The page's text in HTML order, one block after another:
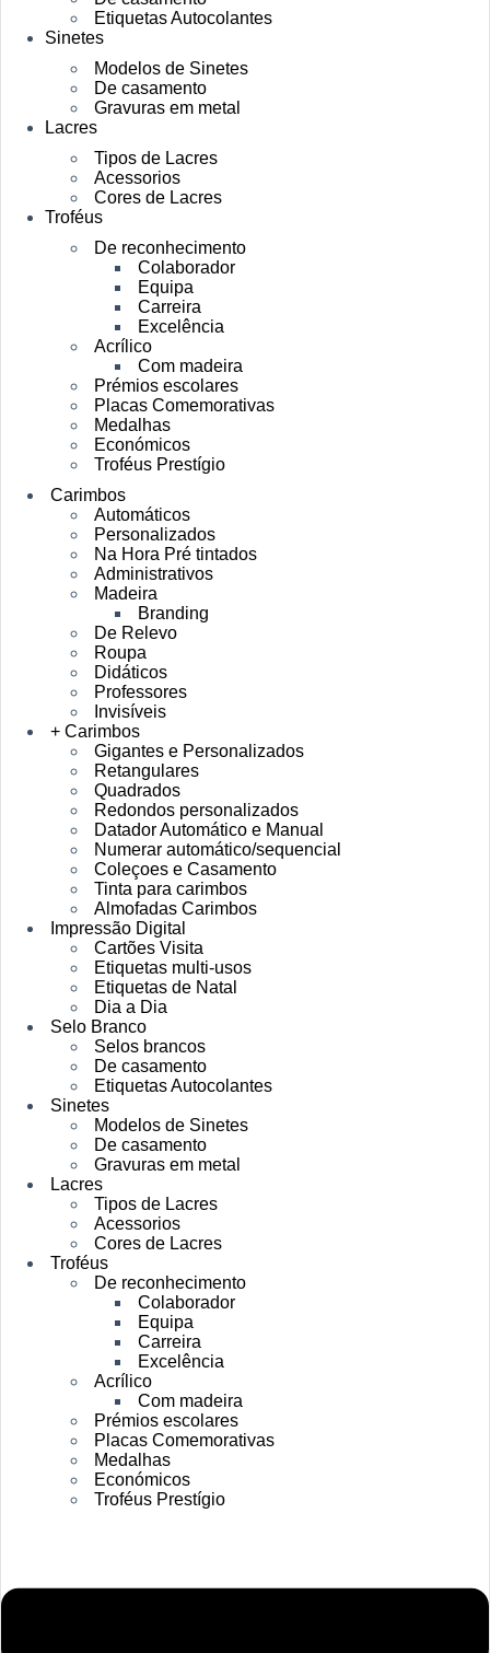
Etiquetas Autocolantes
Sinetes
Modelos de Sinetes
De casamento
Gravuras em metal
Lacres
Tipos de Lacres
Acessorios
Cores de Lacres
Troféus
De reconhecimento
Colaborador
Equipa
Carreira
Excelência
Acrílico
Com madeira
Prémios escolares
Placas Comemorativas
Medalhas
Económicos
Troféus Prestígio
Carimbos
Automáticos
Personalizados
Na Hora Pré tintados
Administrativos
Madeira
Branding
De Relevo
Roupa
Didáticos
Professores
Invisíveis
+ Carimbos
Gigantes e Personalizados
Retangulares
Quadrados
Redondos personalizados
Datador Automático e Manual
Numerar automático/sequencial
Coleçoes e Casamento
Tinta para carimbos
Almofadas Carimbos
Impressão Digital
Cartões Visita
Etiquetas multi-usos
Etiquetas de Natal
Dia a Dia
Selo Branco
Selos brancos
De casamento
Etiquetas Autocolantes
Sinetes
Modelos de Sinetes
De casamento
Gravuras em metal
Lacres
Tipos de Lacres
Acessorios
Cores de Lacres
Troféus
De reconhecimento
Colaborador
Equipa
Carreira
Excelência
Acrílico
Com madeira
Prémios escolares
Placas Comemorativas
Medalhas
Económicos
Troféus Prestígio